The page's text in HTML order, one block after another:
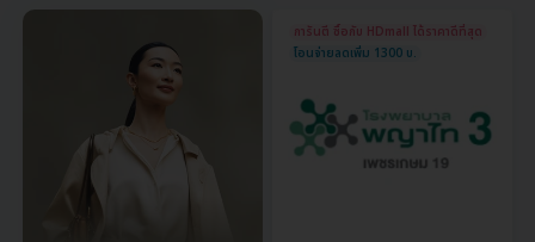
การันตี ซื้อกับ HDmall ได้ราคาดีที่สุด
โอนจ่ายลดเพิ่ม 1300 บ.